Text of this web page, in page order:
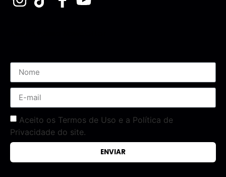
Aceito os Termos de Uso e a Política de
Privacidade do site.
ENVIAR